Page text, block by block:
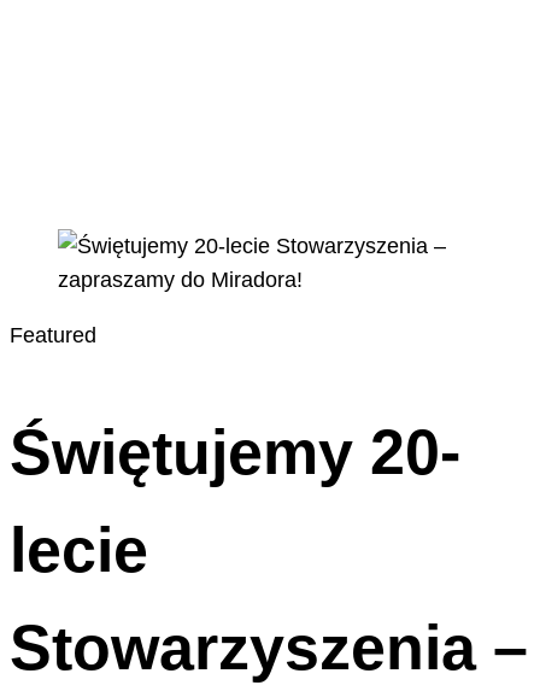
Featured
Świętujemy 20-
lecie
Stowarzyszenia –